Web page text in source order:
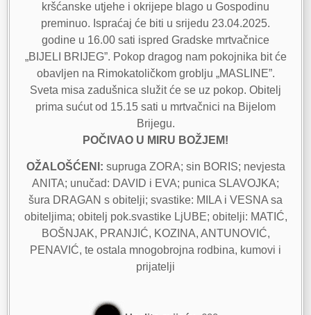
kršćanske utjehe i okrijepe blago u Gospodinu
preminuo. Ispraćaj će biti u srijedu 23.04.2025.
godine u 16.00 sati ispred Gradske mrtvačnice
„BIJELI BRIJEG”. Pokop dragog nam pokojnika bit će
obavljen na Rimokatoličkom groblju „MASLINE”.
Sveta misa zadušnica služit će se uz pokop. Obitelj
prima sućut od 15.15 sati u mrtvačnici na Bijelom
Brijegu.
POČIVAO U MIRU BOŽJEM!
OŽALOŠĆENI: supruga ZORA; sin BORIS; nevjesta
ANITA; unučad: DAVID i EVA; punica SLAVOJKA;
šura DRAGAN s obitelji; svastike: MILA i VESNA sa
obiteljima; obitelj pok.svastike LjUBE; obitelji: MATIĆ,
BOŠNJAK, PRANJIĆ, KOZINA, ANTUNOVIĆ,
PENAVIĆ, te ostala mnogobrojna rodbina, kumovi i
prijatelji